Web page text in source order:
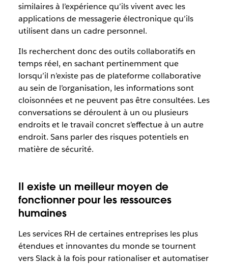
similaires à l’expérience qu’ils vivent avec les
applications de messagerie électronique qu’ils
utilisent dans un cadre personnel.
Ils recherchent donc des outils collaboratifs en
temps réel, en sachant pertinemment que
lorsqu’il n’existe pas de plateforme collaborative
au sein de l’organisation, les informations sont
cloisonnées et ne peuvent pas être consultées. Les
conversations se déroulent à un ou plusieurs
endroits et le travail concret s’effectue à un autre
endroit. Sans parler des risques potentiels en
matière de sécurité.
Il existe un meilleur moyen de
fonctionner pour les ressources
humaines
Les services RH de certaines entreprises les plus
étendues et innovantes du monde se tournent
vers Slack à la fois pour rationaliser et automatiser